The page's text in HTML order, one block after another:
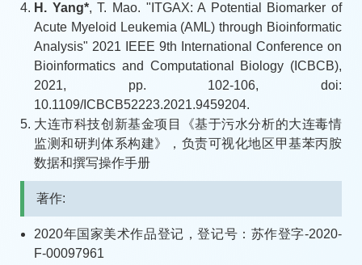
H. Yang*, T. Mao. "ITGAX: A Potential Biomarker of
Acute Myeloid Leukemia (AML) through Bioinformatic
Analysis" 2021 IEEE 9th International Conference on
Bioinformatics and Computational Biology (ICBCB),
2021, pp. 102-106, doi:
10.1109/ICBCB52223.2021.9459204.
大连市科技创新基金项目《基于污水分析的大连毒情
监测和研判体系构建》，负责可视化地区甲基苯丙胺
数据和撰写操作手册
著作:
2020年国家美术作品登记，登记号：苏作登字-2020-
F-00097961